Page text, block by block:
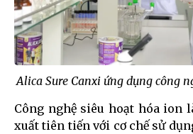
Alica Sure Canxi ứng dụng công
Công nghệ siêu hoạt hóa ion
xuất tiên tiến với cơ chế sử